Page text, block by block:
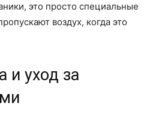
это просто специальные
воздух, когда это
и уход за